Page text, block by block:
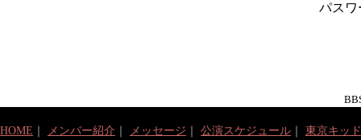
パス
HOME メンバー紹介 メッセージ 公演スケジュール 東京キッ